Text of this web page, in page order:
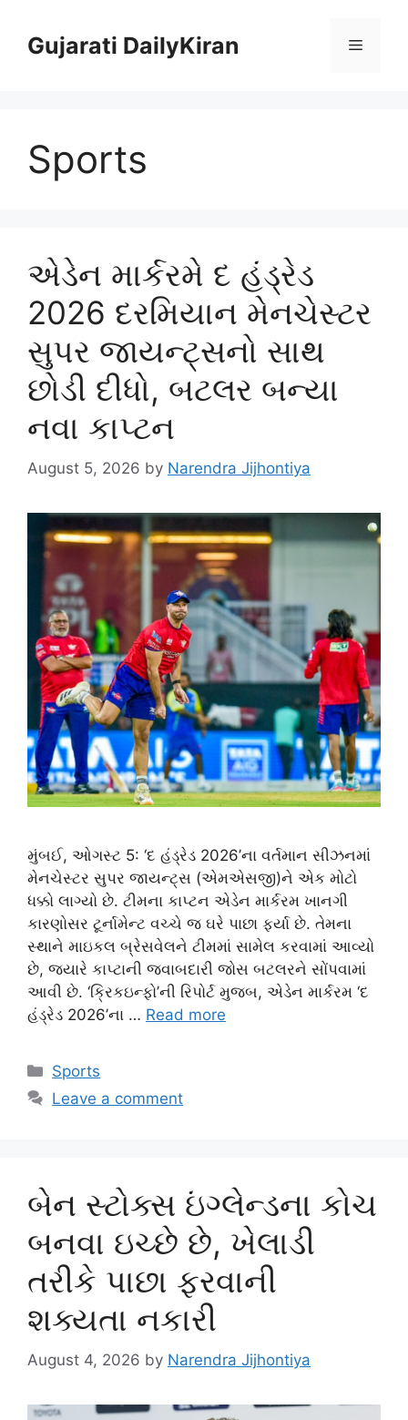
contentGujarati DailyKiran Menu
Sports
એડેન માર્કરમે દ હંડ્રેડ
2026 દરમિયાન મેનચેસ્ટર
સુપર જાયન્ટ્સનો સાથ
છોડી દીધો, બટલર બન્યા
નવા કાપ્ટન
August 5, 2026 by Narendra Jijhontiya
મુંબઈ, ઓગસ્ટ 5: ‘દ હંડ્રેડ 2026’ના વર્તમાન સીઝનમાં
મેનચેસ્ટર સુપર જાયન્ટ્સ (એમએસજી)ને એક મોટો
ધક્કો લાગ્યો છે. ટીમના કાપ્ટન એડેન માર્કરમ ખાનગી
કારણોસર ટૂર્નામેન્ટ વચ્ચે જ ઘરે પાછા ફર્યા છે. તેમના
સ્થાને માઇકલ બ્રેસવેલને ટીમમાં સામેલ કરવામાં આવ્યો
છે, જ્યારે કાપ્ટાની જવાબદારી જોસ બટલરને સોંપવામાં
આવી છે. ‘ક્રિકઇન્ફો’ની રિપોર્ટ મુજબ, એડેન માર્કરમ ‘દ
હંડ્રેડ 2026’ના … Read more
Categories
Sports
Leave a comment
બેન સ્ટોક્સ ઇંગ્લેન્ડના કોચ
બનવા ઇચ્છે છે, ખેલાડી
તરીકે પાછા ફરવાની
શક્યતા નકારી
August 4, 2026 by Narendra Jijhontiya